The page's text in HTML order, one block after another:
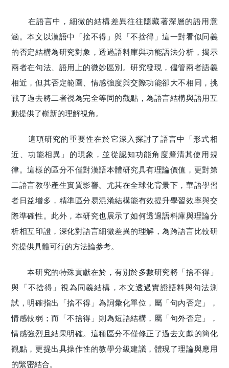
在語言中，細微的結構差異往往隱藏著深層的語用意
涵。本文以漢語中「捨不得」與「不捨得」這一對看似同義
的否定結構為研究對象，透過語料庫與功能語法分析，揭示
兩者在句法、語用上的微妙區別。研究發現，儘管兩者語義
相近，但其否定範圍、情感強度與交際功能卻大不相同，挑
戰了過去將二者視為完全等同的觀點，為語言結構與語用互
動提供了嶄新的理解視角。
這項研究的重要性在於它深入探討了語言中「形式相
近、功能相異」的現象，並從認知功能角度釐清其使用規
律。這樣的區分不僅對漢語本體研究具有理論價值，更對第
二語言教學產生實質影響。尤其在全球化背景下，華語學習
者日益增多，精準區分易混淆結構能有效提升學習效率與交
際準確性。此外，本研究也展示了如何透過語料庫與理論分
析相互印證，深化對語言細微差異的理解，為跨語言比較研
究提供具體可行的方法論參考。
本研究的特殊貢獻在於，有別於多數研究將「捨不得」
與「不捨得」視為同義結構，本文透過實證語料與句法測
試，明確指出「捨不得」為詞彙化單位，屬「句內否定」，
情感較弱；而「不捨得」則為短語結構，屬「句外否定」，
情感強烈且結果明確。這種區分不僅修正了過去文獻的簡化
觀點，更提出具操作性的教學分級建議，體現了理論與應用
的緊密結合。